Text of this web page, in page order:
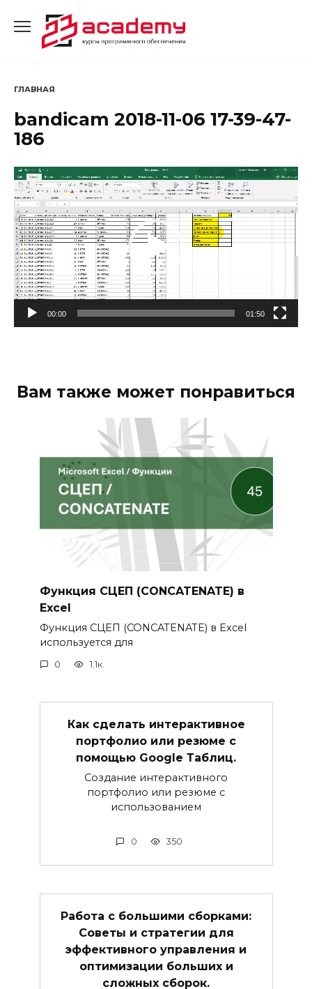
содержанию
ГЛАВНАЯ
bandicam 2018-11-06 17-39-47-
186
Видеоплеер
00:00 01:50
Вам также может понравиться
Функция СЦЕП (CONCATENATE) в
Excel
Функция СЦЕП (CONCATENATE) в Excel
используется для
0 1.1к.
Как сделать интерактивное
портфолио или резюме с
помощью Google Таблиц.
Создание интерактивного
портфолио или резюме с
использованием
0 350
Работа с большими сборками:
Советы и стратегии для
эффективного управления и
оптимизации больших и
сложных сборок.